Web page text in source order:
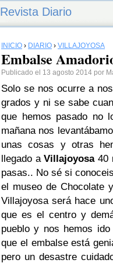
Revista Diario
INICIO › DIARIO › VILLAJOYOSA
Embalse
Publicado el 13 agosto 2014 por
Solo se nos ocurre a
grados y ni se sabe
que hemos pasado no
mañana nos
unas cosas y otras
llegado aVillajoyosa40
pasas.. No sé si
el museo de Chocolate
Villajoyosa será hace
que es el centro y
pueblo y nos hemos
que el embalse está
pero un desastre